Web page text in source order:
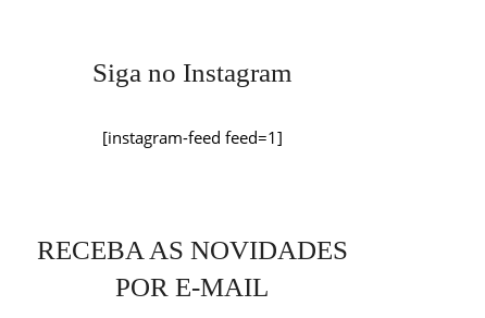
Siga no Instagram
[instagram-feed feed=1]
RECEBA AS NOVIDADES
POR E-MAIL